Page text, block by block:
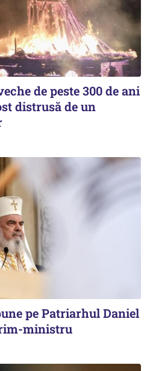
de peste 300 de ani
distrusă de un
pe Patriarhul Daniel
ministru